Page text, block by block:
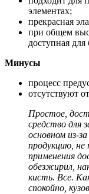
элементах;
прекрасная
при общем
доступная
Минусы
процесс
отсутствуют
Простое,
средство для
основном из-
продукцию, не
применения
обезжирил,
кисть. Все.
спокойно,